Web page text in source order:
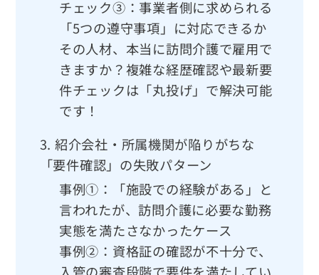
チェック③：事業者側に求められる
「5つの遵守事項」に対応できるか
その人材、本当に訪問介護で雇用で
きますか？複雑な経歴確認や最新要
件チェックは「丸投げ」で解決可能
です！
3. 紹介会社・所属機関が陥りがちな
「要件確認」の失敗パターン
事例①：「施設での経験がある」と
言われたが、訪問介護に必要な勤務
実態を満たさなかったケース
事例②：資格証の確認が不十分で、